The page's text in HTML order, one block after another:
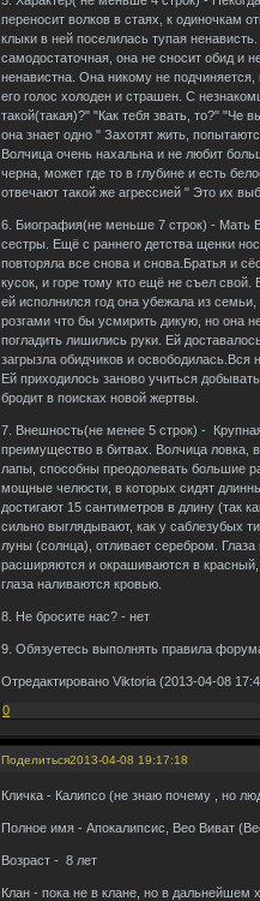
переносит волков в стаях, к одиночкам
клыки в ней поселилась тупая
самодостаточная, она не сносит обид и
ненавистна. Она никому не
его голос холоден и страшен. С
такой(такая)?" "Как тебя звать, то?" "Че
она знает одно " Захотят жить,
Волчица очень нахальна и не любит
черна, может где то в глубине и есть
отвечают такой же агрессией " Это их
6. Биография(не меньше 7 строк) - Мать
сестры. Ещё с раннего детства щенки
повторяла все снова и снова.Братья и
кусок, и горе тому кто ещё не съел
ей исполнился год она убежала из
розгами что бы усмирить дикую, но она
погладить лишились руки. Ей
загрызла обидчиков и освободилась.Вся
Ей приходилось заново учиться
бродит в поисках новой жертвы.
7. Внешность(не менее 5 строк) -
преимущество в битвах. Волчица ловка,
лапы, способны преодолевать большие
мощные челюсти, в которых сидят
достигают 15 сантиметров в длину (так
сильно выглядывают, как у саблезубых
луны (солнца), отливает серебром.
расширяются и окрашиваются в красный,
глаза наливаются кровью.
8. Не бросите нас? - нет
9. Обязуетесь выполнять правила
Отредактировано Viktoria (2013-04-08
0
Поделиться2013-04-08 19:17:18
Кличка - Калипсо (не знаю почему , но
Полное имя - Апокалипсис, Вео Виват
Возраст - 8 лет
Клан - пока не в клане, но в дальнейшем